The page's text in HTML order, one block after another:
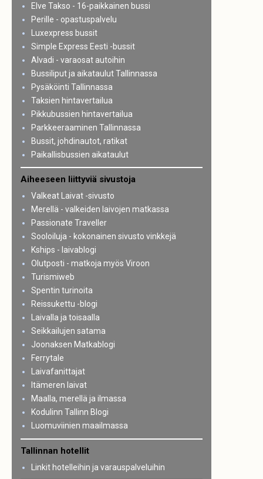
Elve Takso - 16-paikkainen bussi
Perille - opastuspalvelu
Luxexpress bussit
Simple Express Eesti -bussit
Alvadi - varaosat autoihin
Bussiliput ja aikataulut Tallinnassa
Pysäköinti Tallinnassa
Taksien hintavertailua
Pikkubussien hintavertailua
Parkkeeraaminen Tallinnassa
Bussit, johdinautot, ratikat
Paikallisbussien aikataulut
Aiheeseen liittyviä sivustoja
Valkeat Laivat -sivusto
Merellä - valkeiden laivojen matkassa
Passionate Traveller
Sooloiluja - kokonainen sivusto vinkkejä
Kships - laivablogi
Olutposti - matkoja myös Viroon
Turismiweb
Spentin turinoita
Reissukettu -blogi
Laivalla ja toisaalla
Seikkailujen satama
Joonaksen Matkablogi
Ferrytale
Laivafanittajat
Itämeren laivat
Maalla, merellä ja ilmassa
Kodulinn Tallinn Blogi
Luomuviinien maailmassa
Tallinnan hotellit
Linkit hotelleihin ja varauspalveluihin